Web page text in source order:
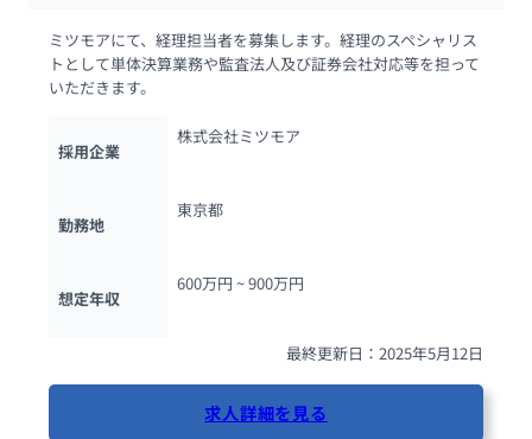
ミツモアにて、経理担当者を募集します。経理のスペシャリス
トとして単体決算業務や監査法人及び証券会社対応等を担って
いただきます。
採用企業
株式会社ミツモア
勤務地
東京都
想定年収
600万円 ~ 900万円
最終更新日：2025年5月12日
求人詳細を見る